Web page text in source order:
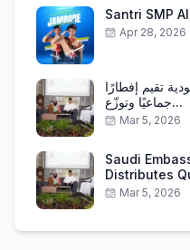
Santri SMP
Apr 28, 2026
تقيم إفطارًا
جماعيًا وتوزّع...
Mar 5, 2026
Saudi
Distributes
Mar 5, 2026